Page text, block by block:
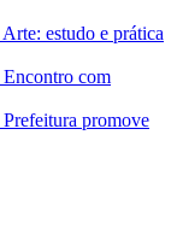
Arte: estudo e prática
Encontro com
Prefeitura promove